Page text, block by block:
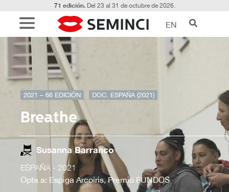
71 edición.Del 23 al 31 de octubre de 2026.
EN
2021 – 66 EDICIÓN DOC. ESPAÑA (2021)
Breathe
Susanna Barranco
ESPAÑA - 2021
Opta a: Espiga Arcoiris, Premio FUNDOS